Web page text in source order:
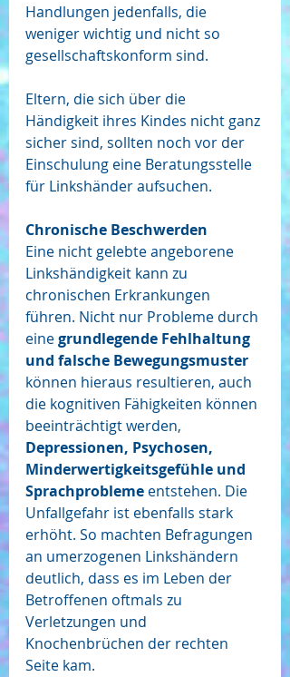
Handlungen jedenfalls, die
weniger wichtig und nicht so
gesellschaftskonform sind.
Eltern, die sich über die
Händigkeit ihres Kindes nicht ganz
sicher sind, sollten noch vor der
Einschulung eine Beratungsstelle
für Linkshänder aufsuchen.
Chronische Beschwerden
Eine nicht gelebte angeborene
Linkshändigkeit kann zu
chronischen Erkrankungen
führen. Nicht nur Probleme durch
eine grundlegende Fehlhaltung
und falsche Bewegungsmuster
können hieraus resultieren, auch
die kognitiven Fähigkeiten können
beeinträchtigt werden,
Depressionen, Psychosen,
Minderwertigkeitsgefühle und
Sprachprobleme entstehen. Die
Unfallgefahr ist ebenfalls stark
erhöht. So machten Befragungen
an umerzogenen Linkshändern
deutlich, dass es im Leben der
Betroffenen oftmals zu
Verletzungen und
Knochenbrüchen der rechten
Seite kam.